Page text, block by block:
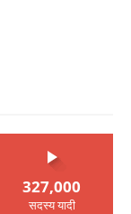
327,000
सदस्य यादी